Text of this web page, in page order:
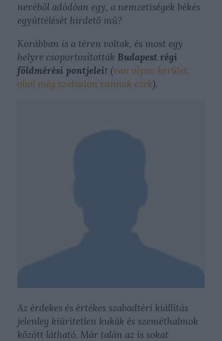
nevéből adódóan egy, a nemzetiségek békés
együttélését hirdető mű?
Korábban is a téren voltak, és most egy
helyre csoportosították Budapest régi
földmérési pontjeleit (van olyan kerület,
ahol még szabadon vannak ezek).
Az érdekes és értékes szabadtéri kiállítás
jelenleg kiürítetlen kukák és szeméthalmok
között látható. Már talán az is sokat